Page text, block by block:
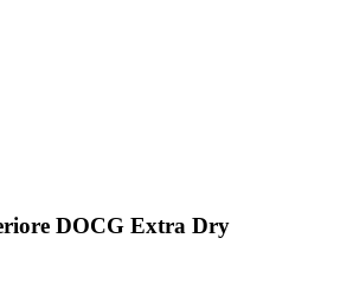
DOCG Extra Dry